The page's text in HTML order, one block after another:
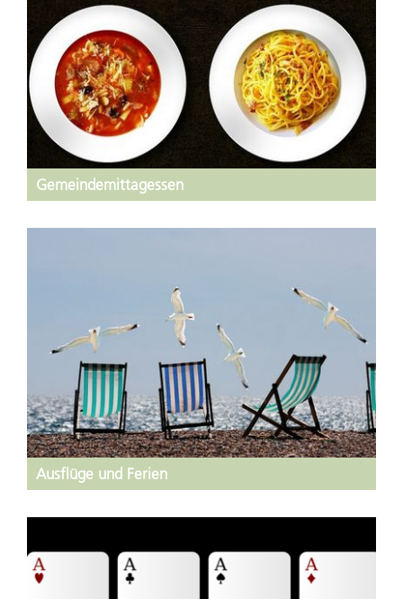
Gemeindemittagessen
Ausflüge und Ferien